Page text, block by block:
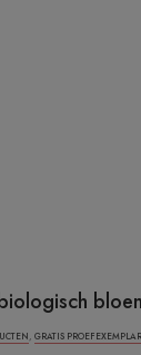
, GRATIS